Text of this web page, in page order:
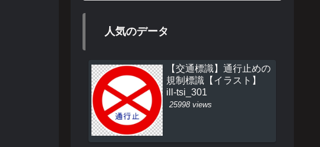
人気のデータ
【交通標識】通行止めの
規制標識【イラスト】
ill-tsi_301
25998 views